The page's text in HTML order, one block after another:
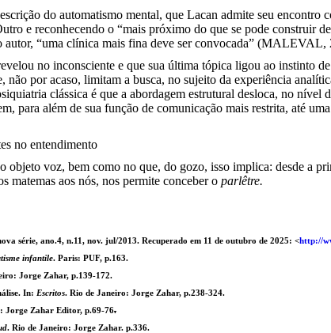
do automatismo mental, que Lacan admite seu encontro
e reconhecendo o “mais próximo do que se pode construir
“uma clínica mais fina deve ser convocada” (MALEVAL,
no inconsciente e que sua última tópica ligou ao instinto
por acaso, limitam a busca, no sujeito da experiência
clássica é que a abordagem estrutural desloca, no
para além de sua função de comunicação mais restrita, até
no entendimento
objeto voz, bem como no que, do gozo, isso implica: desde a
matemas aos nós, nos permite conceber o parlêtre.
série, ano.4, n.11, nov. jul/2013. Recuperado em 11 de outubro de 2025: <http://
infantile. Paris: PUF, p.163.
Jorge Zahar, p.139-172.
In: Escritos. Rio de Janeiro: Jorge Zahar, p.238-324.
Jorge Zahar Editor, p.69-76.
. Rio de Janeiro: Jorge Zahar. p.336.